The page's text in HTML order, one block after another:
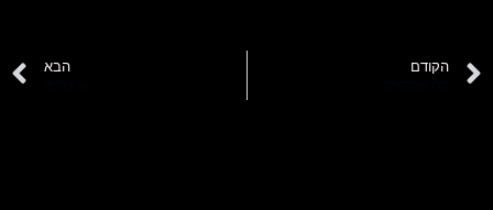
הקודם הבא